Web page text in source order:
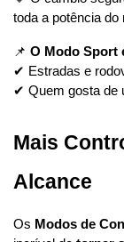
toda a potência do
📌 O Modo Sport
✔ Estradas e
✔ Quem gosta de
Mais
Alcance
Os Modos de